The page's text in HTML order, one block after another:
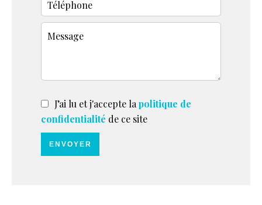
J’ai lu et j'accepte la politique de
confidentialité de ce site
ENVOYER